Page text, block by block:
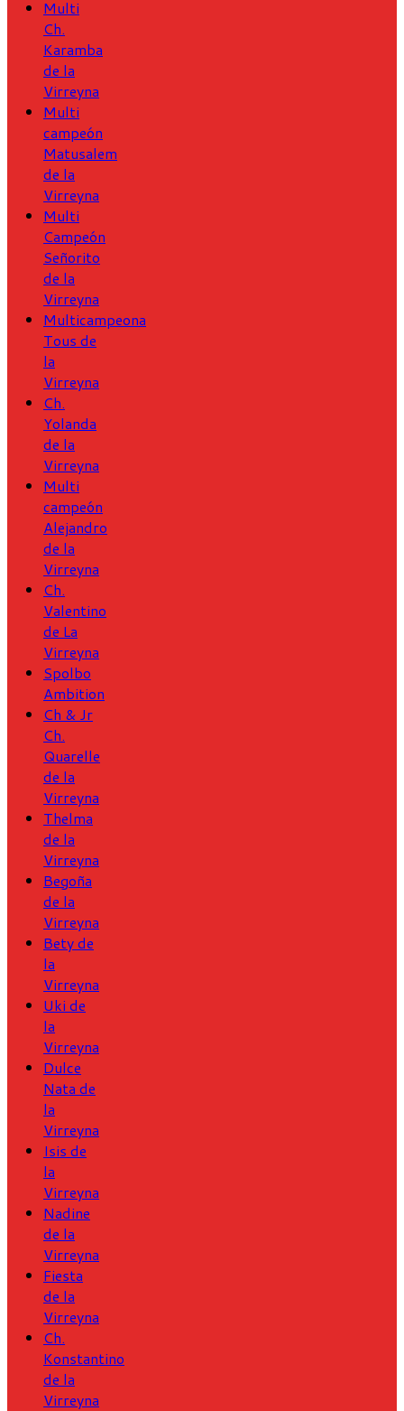
Multi
Ch.
Karamba
de la
Virreyna
Multi
campeón
Matusalem
de la
Virreyna
Multi
Campeón
Señorito
de la
Virreyna
Multicampeona
Tous de
la
Virreyna
Ch.
Yolanda
de la
Virreyna
Multi
campeón
Alejandro
de la
Virreyna
Ch.
Valentino
de La
Virreyna
Spolbo
Ambition
Ch & Jr
Ch.
Quarelle
de la
Virreyna
Thelma
de la
Virreyna
Begoña
de la
Virreyna
Bety de
la
Virreyna
Uki de
la
Virreyna
Dulce
Nata de
la
Virreyna
Isis de
la
Virreyna
Nadine
de la
Virreyna
Fiesta
de la
Virreyna
Ch.
Konstantino
de la
Virreyna